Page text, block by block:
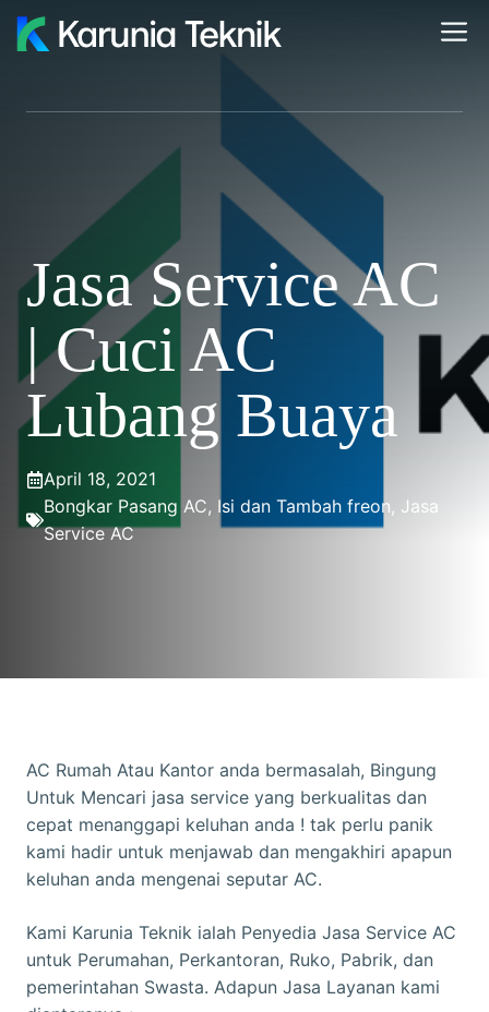
Skip
Jasa Service AC
| Cuci AC
Lubang Buaya
April 18, 2021
Bongkar Pasang AC, Isi dan Tambah freon, Jasa
Service AC
AC Rumah Atau Kantor anda bermasalah, Bingung
Untuk Mencari jasa service yang berkualitas dan
cepat menanggapi keluhan anda ! tak perlu panik
kami hadir untuk menjawab dan mengakhiri apapun
keluhan anda mengenai seputar AC.
Kami Karunia Teknik ialah Penyedia Jasa Service AC
untuk Perumahan, Perkantoran, Ruko, Pabrik, dan
pemerintahan Swasta. Adapun Jasa Layanan kami